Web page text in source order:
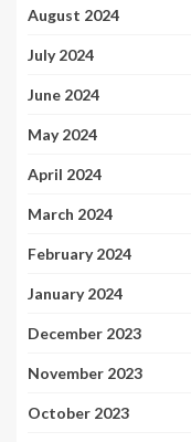
August 2024
July 2024
June 2024
May 2024
April 2024
March 2024
February 2024
January 2024
December 2023
November 2023
October 2023